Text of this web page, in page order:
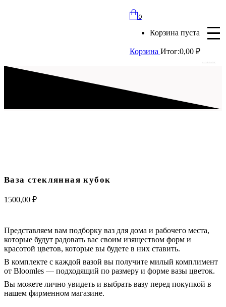
0
Корзина пуста
Корзина Итог:0,00 ₽
Вход
Ваза стеклянная кубок
1500,00 ₽
Представляем вам подборку ваз для дома и рабочего места,
которые будут радовать вас своим изяществом форм и
красотой цветов, которые вы будете в них ставить.
В комплекте с каждой вазой вы получите милый комплимент
от Bloomles — подходящий по размеру и форме вазы цветок.
Вы можете лично увидеть и выбрать вазу перед покупкой в
нашем фирменном магазине.